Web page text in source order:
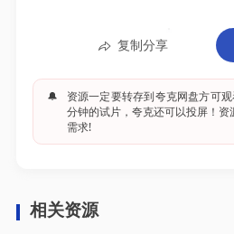
复制分享
🔔
资源一定要转存到夸克网盘方可
分钟的试片，夸克还可以投屏！
需求!
相关资源